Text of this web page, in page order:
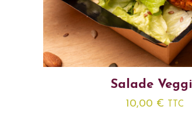
Salade
10,00 € TTC